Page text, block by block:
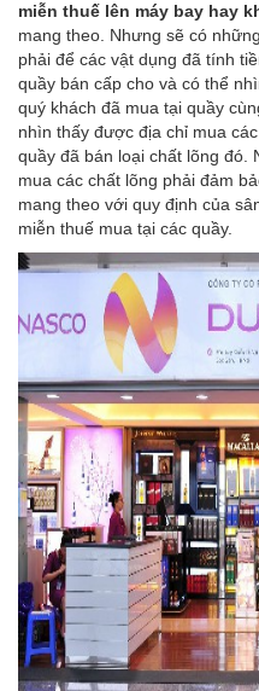
miễn thuế lên máy bay hay
mang theo. Nhưng sẽ có
phải để các vật dụng đã tính
quầy bán cấp cho và có thể
quý khách đã mua tại quầy
nhìn thấy được địa chỉ mua
quầy đã bán loại chất lõng đó.
mua các chất lõng phải đảm
mang theo với quy định của
miễn thuế mua tại các quầy.